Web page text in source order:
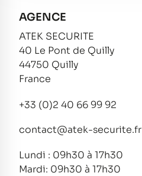
AGENCE
ATEK SECURITE
40 Le Pont de Quilly
44750 Quilly
France
+33 (0)2 40 66 99 92
contact@atek-securite.fr
Lundi : 09h30 à 17h30
Mardi: 09h30 à 17h30